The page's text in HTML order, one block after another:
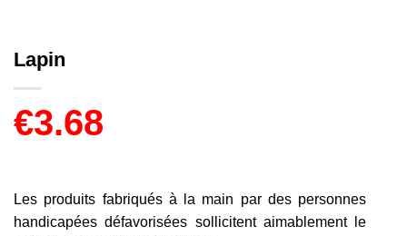
Lapin
€3.68
Les produits fabriqués à la main par des personnes
handicapées défavorisées sollicitent aimablement le